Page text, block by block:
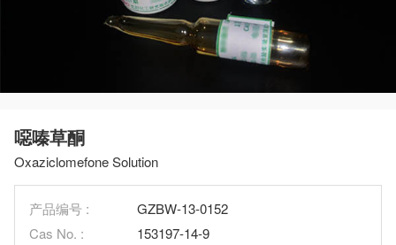
噁嗪草酮
Oxaziclomefone Solution
产品编号 :
GZBW-13-0152
Cas No. :
153197-14-9